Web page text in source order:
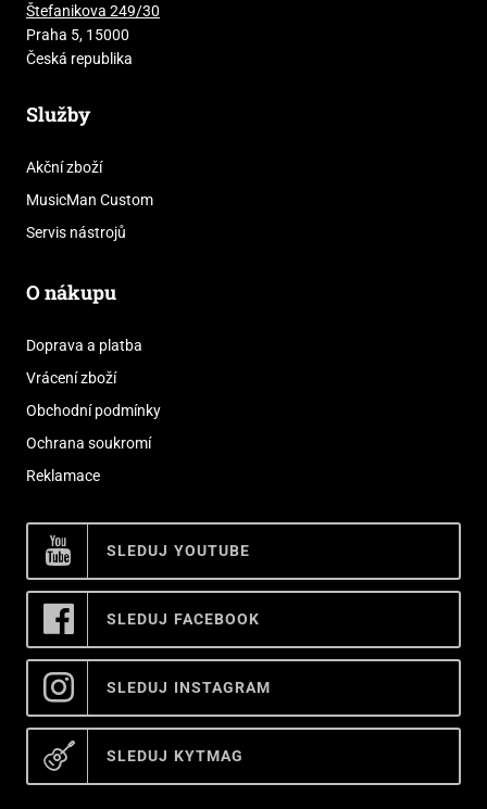
Štefanikova 249/30
Praha 5, 15000
Česká republika
Služby
Akční zboží
MusicMan Custom
Servis nástrojů
O nákupu
Doprava a platba
Vrácení zboží
Obchodní podmínky
Ochrana soukromí
Reklamace
SLEDUJ YOUTUBE
SLEDUJ FACEBOOK
SLEDUJ INSTAGRAM
SLEDUJ KYTMAG